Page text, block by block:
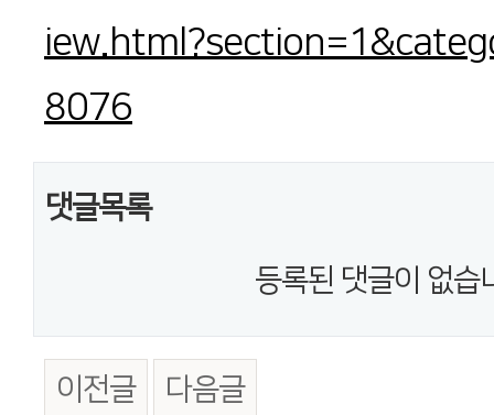
8076
댓글목록
등록된 댓글이 없습
이전글 다음글